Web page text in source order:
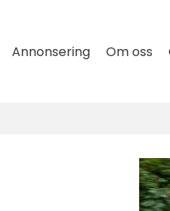
Annonsering Om oss